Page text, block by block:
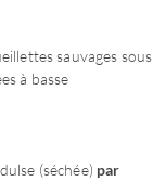
sauvages sous
à basse
(séchée) par